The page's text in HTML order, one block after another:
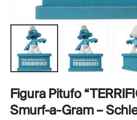
Figura Pitufo
Smurf-a-Gram –